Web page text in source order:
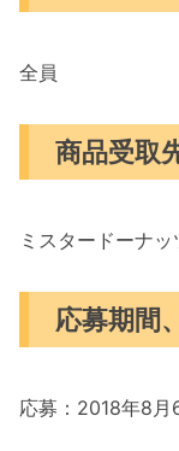
全員
商品受取
ミスタードーナ
応募期間
応募：2018年8